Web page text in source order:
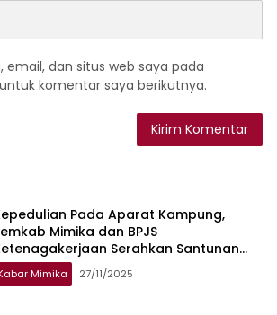
email, dan situs web saya pada
komentar saya berikutnya.
Pada Aparat Kampung,
Mimika dan BPJS
Serahkan Santunan
Kematian Pada Ahli Waris
Mimika 27/11/2025